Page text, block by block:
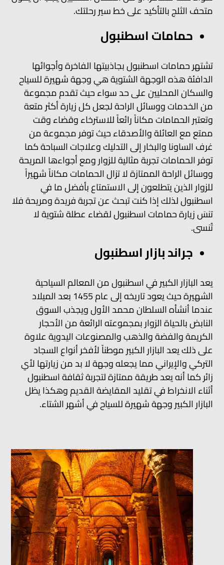
متحف الثلج بالتأكيد على خط سير رحلتك.
حمامات اسطنبول
تشتهر حمامات اسطنبول بجاذبيتها الفاخرة وأجوائها
الدافئة هذه الوجهة الشتوية هي وجهة شهيرة للسياح
والسكان المحليين على حد سواء حيث تقدم مجموعة
من الخدمات ووسائل الراحة لجعل كل زيارة أكثر متعة
وتعتبر الحمامات مكاناً رائعاً للاسترخاء وقضاء وقت
ممتع مع العائلة والأصدقاء حيث توفر مجموعة من
غرف الساونا والبخار إلى التدليك وعلاجات السباحة كما
توفر الحمامات تجربة مثالية للزوار ومع أجواءها المريحة
ووسائل الراحة الممتازة لا تزال الحمامات مكاناً شهيراً
للزوار الذين يتطلعون إلى الاستمتاع بأفضل ما في
اسطنبول لذلك إذا كنت تبحث عن تجربة فريدة ومريحة فلا
تنسَ زيارة حمامات اسطنبول لقضاء عطلة شتوية لا
تُنسى.
جراند بازار اسطنبول
يعد البازار الكبير في اسطنبول من المعالم السياحية
الشهيرة حيث يعود تاريخه إلى عام 1455 بعد الميلاد
عندما أنشأه السلطان محمد الأول ويجذب السوق
النابض بالحياة الزوار بمجموعته الرائعة من الأحجار
الكريمة والفضة والذهب والمصنوعات اليدوية علاوة
على ذلك يعد البازار الكبير موطناً لأفخر أنواع السجاد
التركي والإيراني مما يجعله وجهة لا بد من زيارتها لأي
زائر كما أنه يعد طريقة ممتازة لتجربة ثقافة اسطنبول
أثناء الانخراط في تقليد المقايضة القديم وهكذا يظل
البازار الكبير وجهة شهيرة للسياح في أشهر الشتاء.